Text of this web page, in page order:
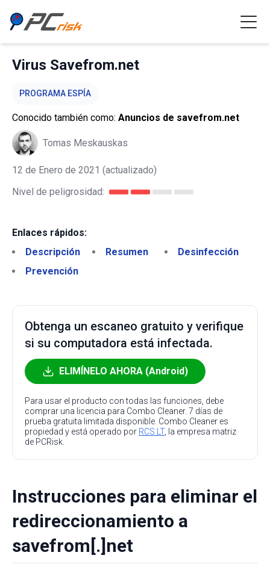
Virus Savefrom.net
PROGRAMA ESPÍA
Conocido también como: Anuncios de savefrom.net
Tomas Meskauskas
12 de Enero de 2021 (actualizado)
Nivel de peligrosidad:
Enlaces rápidos:
Descripción
Resumen
Desinfección
Prevención
Obtenga un escaneo gratuito y verifique
si su computadora está infectada.
ELIMÍNELO AHORA (Android)
Para usar el producto con todas las funciones, debe
comprar una licencia para Combo Cleaner. 7 días de
prueba gratuita limitada disponible. Combo Cleaner es
propiedad y está operado por RCS LT, la empresa matriz
de PCRisk.
Instrucciones para eliminar el
redireccionamiento a
savefrom[.]net